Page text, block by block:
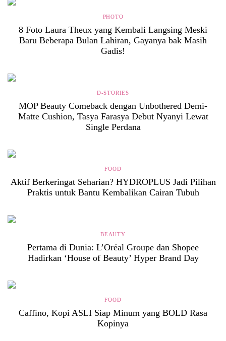
PHOTO
8 Foto Laura Theux yang Kembali Langsing Meski
Baru Beberapa Bulan Lahiran, Gayanya bak Masih
Gadis!
D-STORIES
MOP Beauty Comeback dengan Unbothered Demi-
Matte Cushion, Tasya Farasya Debut Nyanyi Lewat
Single Perdana
FOOD
Aktif Berkeringat Seharian? HYDROPLUS Jadi Pilihan
Praktis untuk Bantu Kembalikan Cairan Tubuh
BEAUTY
Pertama di Dunia: L’Oréal Groupe dan Shopee
Hadirkan ‘House of Beauty’ Hyper Brand Day
FOOD
Caffino, Kopi ASLI Siap Minum yang BOLD Rasa
Kopinya